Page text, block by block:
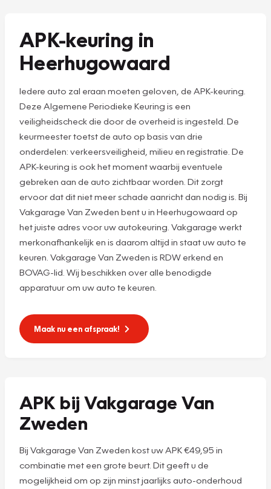
APK-keuring in
Heerhugowaard
Iedere auto zal eraan moeten geloven, de APK-keuring.
Deze Algemene Periodieke Keuring is een
veiligheidscheck die door de overheid is ingesteld. De
keurmeester toetst de auto op basis van drie
onderdelen: verkeersveiligheid, milieu en registratie. De
APK-keuring is ook het moment waarbij eventuele
gebreken aan de auto zichtbaar worden. Dit zorgt
ervoor dat dit niet meer schade aanricht dan nodig is. Bij
Vakgarage Van Zweden bent u in Heerhugowaard op
het juiste adres voor uw autokeuring. Vakgarage werkt
merkonafhankelijk en is daarom altijd in staat uw auto te
keuren. Vakgarage Van Zweden is RDW erkend en
BOVAG-lid. Wij beschikken over alle benodigde
apparatuur om uw auto te keuren.
Maak nu een afspraak!
APK bij Vakgarage Van
Zweden
Bij Vakgarage Van Zweden kost uw APK €49,95 in
combinatie met een grote beurt. Dit geeft u de
mogelijkheid om op zijn minst jaarlijks auto-onderhoud